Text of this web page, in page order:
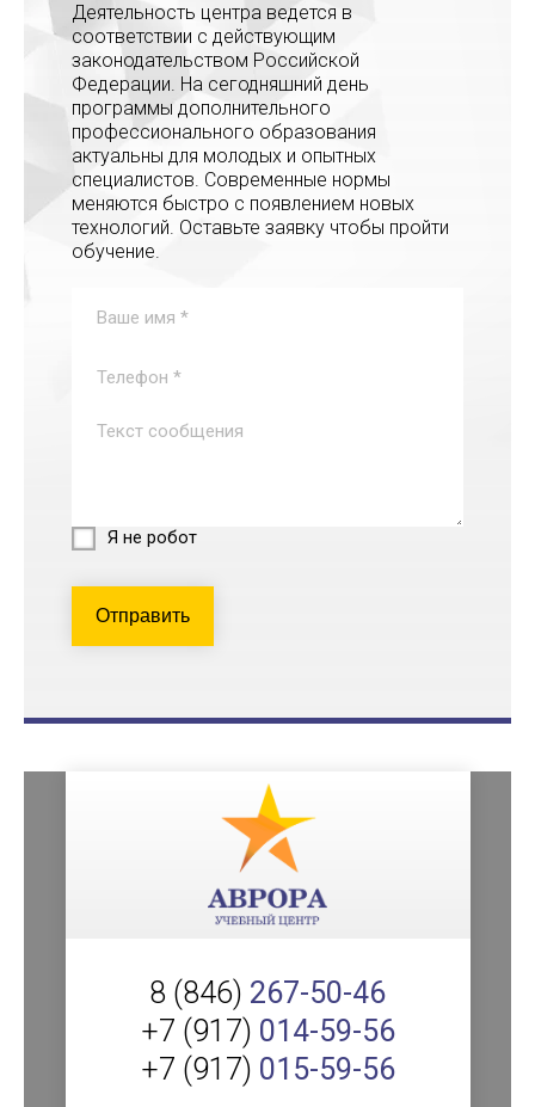
Деятельность центра ведется в
соответствии с действующим
законодательством Российской
Федерации. На сегодняшний день
программы дополнительного
профессионального образования
актуальны для молодых и опытных
специалистов. Современные нормы
меняются быстро с появлением новых
технологий. Оставьте заявку чтобы пройти
обучение.
Я не робот
Отправить
8 (846) 267-50-46
+7 (917) 014-59-56
+7 (917) 015-59-56